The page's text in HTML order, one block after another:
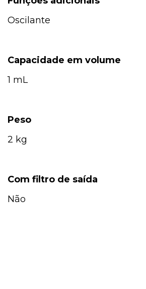
Oscilante
Capacidade em volume
1 mL
Peso
2 kg
Com filtro de saída
Não